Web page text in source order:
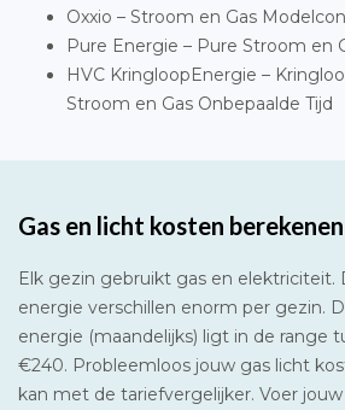
Oxxio – Stroom en Gas
Pure Energie – Pure Stroom en
HVC KringloopEnergie –
Stroom en Gas Onbepaalde Tijd
Gas en licht kosten berekenen
Elk gezin gebruikt gas en elektriciteit.
energie verschillen enorm per gezin.
energie (maandelijks) ligt in de range
€240. Probleemloos jouw gas licht
kan met de tariefvergelijker. Voer